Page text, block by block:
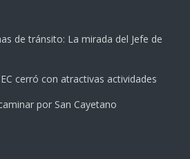
de tránsito: La mirada del Jefe de
cerró con atractivas actividades
por San Cayetano